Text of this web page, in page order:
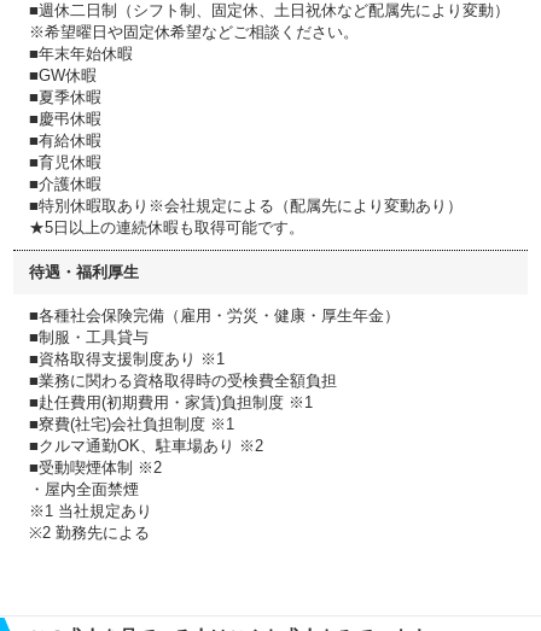
■週休二日制（シフト制、固定休、土日祝休など配属先により変動）
※希望曜日や固定休希望などご相談ください。
■年末年始休暇
■GW休暇
■夏季休暇
■慶弔休暇
■有給休暇
■育児休暇
■介護休暇
■特別休暇取あり※会社規定による（配属先により変動あり）
★5日以上の連続休暇も取得可能です。
待遇・福利厚生
■各種社会保険完備（雇用・労災・健康・厚生年金）
■制服・工具貸与
■資格取得支援制度あり ※1
■業務に関わる資格取得時の受検費全額負担
■赴任費用(初期費用・家賃)負担制度 ※1
■寮費(社宅)会社負担制度 ※1
■クルマ通勤OK、駐車場あり ※2
■受動喫煙体制 ※2
・屋内全面禁煙
※1 当社規定あり
※2 勤務先による